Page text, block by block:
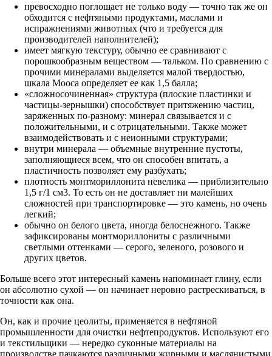
превосходно поглощает не только воду — точно так же он
обходится с нефтяными продуктами, маслами и
испражнениями животных (что и требуется для
производителей наполнителей);
имеет мягкую текстуру, обычно ее сравнивают с
порошкообразным веществом — тальком. По сравнению с
прочими минералами выделяется малой твердостью,
шкала Мооса определяет ее как 1,5 балла;
«сложносочиненная» структура (плоские пластинки и
частицы-зернышки) способствует притяжению частиц,
заряженных по-разному: минерал связывается и с
положительными, и с отрицательными. Также может
взаимодействовать и с неионными структурами;
внутри минерала — объемные внутренние пустоты,
заполняющиеся всем, что он способен впитать, а
пластичность позволяет ему разбухать;
плотность монтмориллонита невелика — приблизительно
1,5 г/1 см3. То есть он не доставляет ни малейших
сложностей при транспортировке — это камень, но очень
легкий;
обычно он белого цвета, иногда белоснежного. Также
зафиксированы монтмориллониты с различными
светлыми оттенками — серого, зеленого, розового и
других цветов.
Больше всего этот интересный камень напоминает глину, если
он абсолютно сухой — он начинает неровно растрескиваться, в
точности как она.
Он, как и прочие цеолиты, применяется в нефтяной
промышленности для очистки нефтепродуктов. Используют его
и текстильщики — нередко суконные материалы на
производстве пачкаются различными жирными и маслянистыми